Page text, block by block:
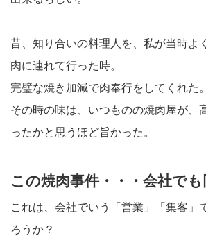
昔、知り合いの料理人を、私が当時よ
肉に連れて行った時。
完璧な焼き加減で肉奉行をしてくれた。
その時の味は、いつものの焼肉屋が、
ったかと思うほど旨かった。
この焼肉事件・・・会社でも
これは、会社でいう「営業」「集客」
ろうか？